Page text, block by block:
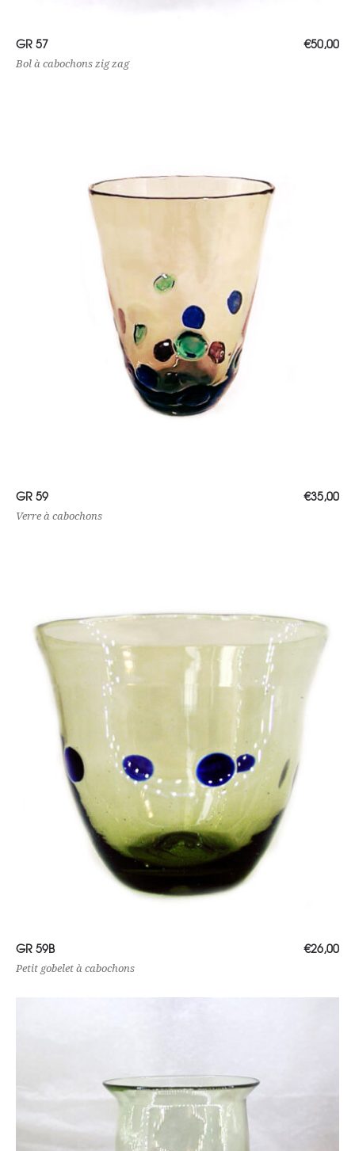
GR 57 €50,00
Bol à cabochons zig zag
GR 59 €35,00
Verre à cabochons
Ajouter au panier
GR 59B €26,00
Petit gobelet à cabochons